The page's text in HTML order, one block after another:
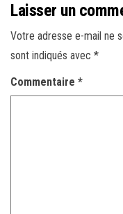
Laisser un
Votre adresse e-mail ne
sont indiqués avec *
Commentaire *